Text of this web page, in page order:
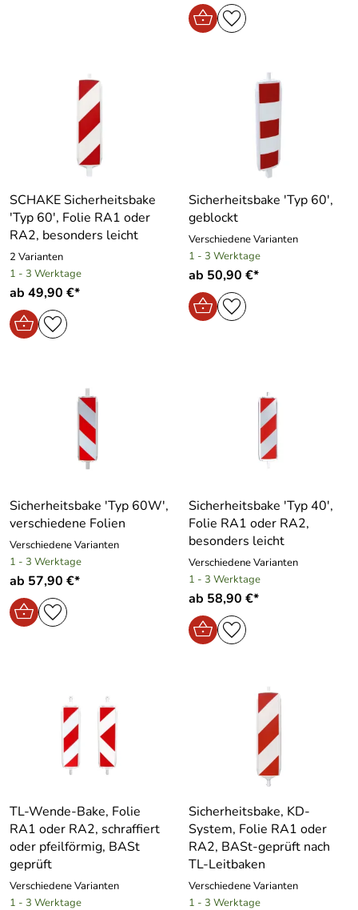
SCHAKE Sicherheitsbake
′Typ 60′, Folie RA1 oder
RA2, besonders leicht
2 Varianten
1 - 3 Werktage
ab 49,90 €*
Sicherheitsbake ′Typ 60′,
geblockt
Verschiedene Varianten
1 - 3 Werktage
ab 50,90 €*
Sicherheitsbake ′Typ 60W′,
verschiedene Folien
Verschiedene Varianten
1 - 3 Werktage
ab 57,90 €*
Sicherheitsbake ′Typ 40′,
Folie RA1 oder RA2,
besonders leicht
Verschiedene Varianten
1 - 3 Werktage
ab 58,90 €*
TL-Wende-Bake, Folie
RA1 oder RA2, schraffiert
oder pfeilförmig, BASt
geprüft
Verschiedene Varianten
1 - 3 Werktage
Sicherheitsbake, KD-
System, Folie RA1 oder
RA2, BASt-geprüft nach
TL-Leitbaken
Verschiedene Varianten
1 - 3 Werktage